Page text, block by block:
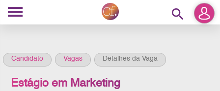
search
Candidato Vagas Detalhes da Vaga
Estágio em Marketing